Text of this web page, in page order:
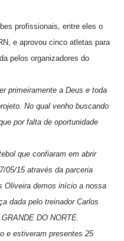
profissionais, entre eles o
e aprovou cinco atletas para
pelos organizadores do
primeiramente a Deus e toda
No qual venho buscando
por falta de oportunidade
que confiaram em abrir
05/15 através da parceria
Oliveira demos início a nossa
dada pelo treinador Carlos
DO NORTE.
e estiveram presentes 25